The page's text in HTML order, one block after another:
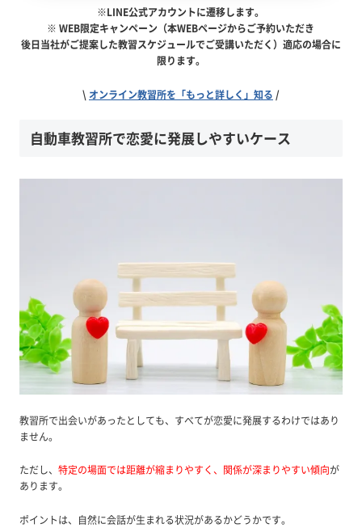
※LINE公式アカウントに遷移します。
※ WEB限定キャンペーン（本WEBページからご予約いただき
後日当社がご提案した教習スケジュールでご受講いただく）適応の場合に
限ります。
\ オンライン教習所を「もっと詳しく」知る /
自動車教習所で恋愛に発展しやすいケース
教習所で出会いがあったとしても、すべてが恋愛に発展するわけではあり
ません。
ただし、 特定の場面では距離が縮まりやすく、関係が深まりやすい傾向が
あります。
ポイントは、自然に会話が生まれる状況があるかどうかです。